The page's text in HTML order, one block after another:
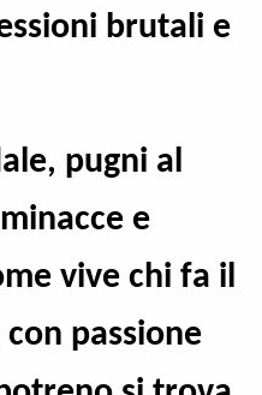
brutali e
pugni al
e
vive chi fa il
passione